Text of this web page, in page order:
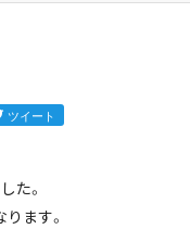
た。
ます。